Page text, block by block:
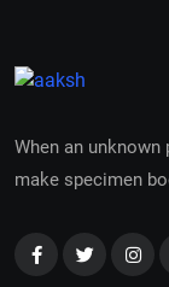
When an
make specimen